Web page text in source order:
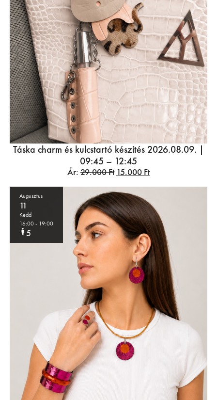
Táska charm és kulcstartó készítés 2026.08.09. |
09:45 – 12:45
Ár: 29.000Ft 15.000 Ft
Augusztus
11
Kedd
16:00- 19:00
5